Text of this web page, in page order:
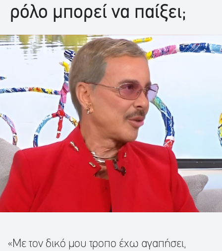
ρόλο μπορεί να παίξει;
«Με τον δικό μου τροπο έχω αγαπήσει,